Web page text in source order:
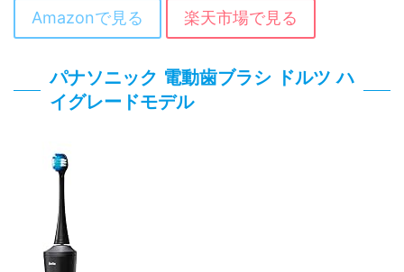
Amazonで見る
楽天市場で見る
パナソニック 電動歯ブラシ ドルツ ハ
イグレードモデル